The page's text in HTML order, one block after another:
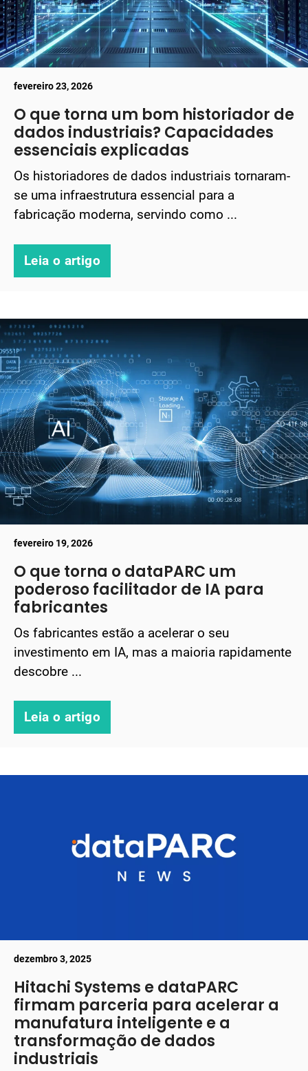
fevereiro 23, 2026
O que torna um bom historiador de
dados industriais? Capacidades
essenciais explicadas
Os historiadores de dados industriais tornaram-
se uma infraestrutura essencial para a
fabricação moderna, servindo como ...
Leia o artigo
fevereiro 19, 2026
O que torna o dataPARC um
poderoso facilitador de IA para
fabricantes
Os fabricantes estão a acelerar o seu
investimento em IA, mas a maioria rapidamente
descobre ...
Leia o artigo
dezembro 3, 2025
Hitachi Systems e dataPARC
firmam parceria para acelerar a
manufatura inteligente e a
transformação de dados
industriais